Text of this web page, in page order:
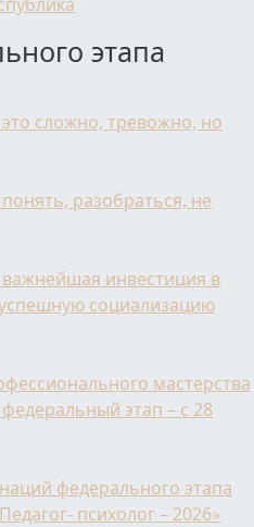
этапа
это сложно, тревожно, но
разобраться, не
важнейшая инвестиция в
социализацию
мастерства
этап – с 28
федерального этапа
психолог – 2026»